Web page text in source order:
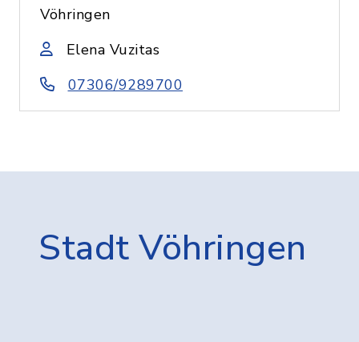
Vöhringen
Elena Vuzitas
07306/9289700
Stadt Vöhringen